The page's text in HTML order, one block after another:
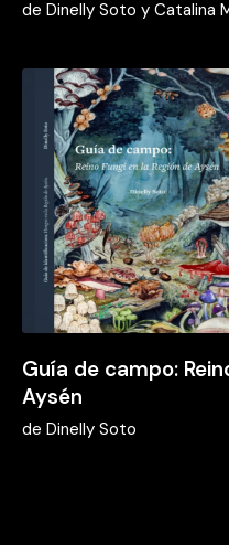
de Dinelly Soto y Catalina
Guía de campo:
Aysén
de Dinelly Soto